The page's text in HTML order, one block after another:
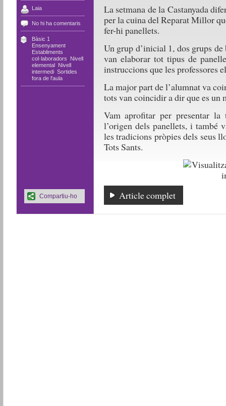
Laia
No hi ha comentaris
Bàsic 1
Ensenyament,
Establiments
col·laboradors
Nivell
elemental, Nivell
intermedi, Sortides
fora de l'aula
La setmana de la Castanyada
per la cuina del Reparat Millor
fer-hi panellets.
Un grup d’inicial 1, dos grups
van elaborar tot tipus de
instruccions que les professores
La major part de l’alumnat va
tots van coincidir a dir que es un
Vam aprofitar per presentar
l’origen dels panellets, i també
les tradicions pròpies dels seus
Tots Sants.
Article complet
Compartiu-ho